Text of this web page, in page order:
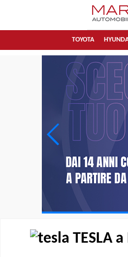
TOYOTA
TESLA